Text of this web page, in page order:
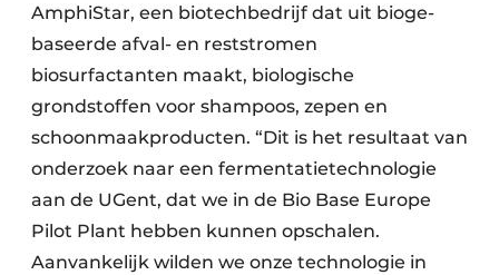
AmphiStar, een biotechbedrijf dat uit bioge­
baseerde afval- en reststromen
biosurfactanten maakt, biologische
grondstoffen voor shampoos, zepen en
schoonmaakproducten. “Dit is het resultaat van
onderzoek naar een fermentatietechnologie
aan de UGent, dat we in de Bio Base Europe
Pilot Plant hebben kunnen opschalen.
Aanvankelijk wilden we onze technologie in